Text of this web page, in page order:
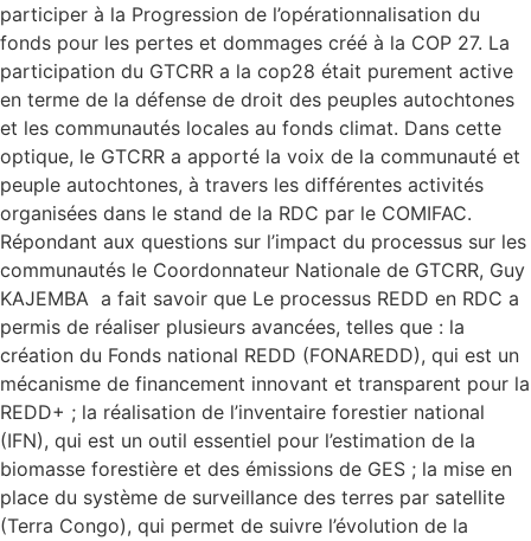
participer à la Progression de l’opérationnalisation du
fonds pour les pertes et dommages créé à la COP 27. La
participation du GTCRR a la cop28 était purement active
en terme de la défense de droit des peuples autochtones
et les communautés locales au fonds climat. Dans cette
optique, le GTCRR a apporté la voix de la communauté et
peuple autochtones, à travers les différentes activités
organisées dans le stand de la RDC par le COMIFAC.
Répondant aux questions sur l’impact du processus sur les
communautés le Coordonnateur Nationale de GTCRR, Guy
KAJEMBA a fait savoir que Le processus REDD en RDC a
permis de réaliser plusieurs avancées, telles que : la
création du Fonds national REDD (FONAREDD), qui est un
mécanisme de financement innovant et transparent pour la
REDD+ ; la réalisation de l’inventaire forestier national
(IFN), qui est un outil essentiel pour l’estimation de la
biomasse forestière et des émissions de GES ; la mise en
place du système de surveillance des terres par satellite
(Terra Congo), qui permet de suivre l’évolution de la